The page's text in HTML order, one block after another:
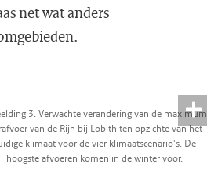
net wat anders
3. Verwachte verandering van de maximum
van de Rijn bij Lobith ten opzichte van het
klimaat voor de vier klimaatscenario's. De
hoogste afvoeren komen in de winter voor.